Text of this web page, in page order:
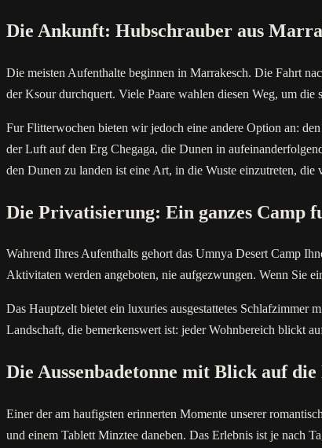
Die Ankunft: Hubschrauber aus
Die meisten Aufenthalte beginnen in Marrakesch. Die Fahrt
der Ksour durchquert. Viele Paare wahlen diesen Weg, um
Fur Flitterwochen bieten wir jedoch eine andere Option an:
der Luft auf den Erg Chegaga, die Dunen in
den Dunen zu landen ist eine Art, in die Wuste einzutreten, die
Die Privatisierung: Ein ganzes Camp
Wahrend Ihres Aufenthalts gehort das Umnya Desert Camp
Aktivitaten werden angeboten, nie aufgezwungen. Wenn Sie
Das Hauptzelt bietet ein luxuries ausgestattetes Schlafzimmer
Landschaft, die bemerkenswert ist: jeder Wohnbereich blickt
Die Aussenbadetonne mit Blick auf die
Einer der am haufigsten erinnerten Momente unserer
und einem Tablett Minztee daneben. Das Erlebnis ist je nach